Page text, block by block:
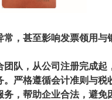
，甚至影响发票领用与
团队，从公司注册完成起
严格遵循会计准则与税
务，帮助企业合法，避免